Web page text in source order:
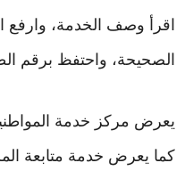
اقرأ وصف الخدمة، وارفع
الصحيحة، واحتفظ برقم
يعرض مركز خدمة
كما يعرض خدمة متابعة